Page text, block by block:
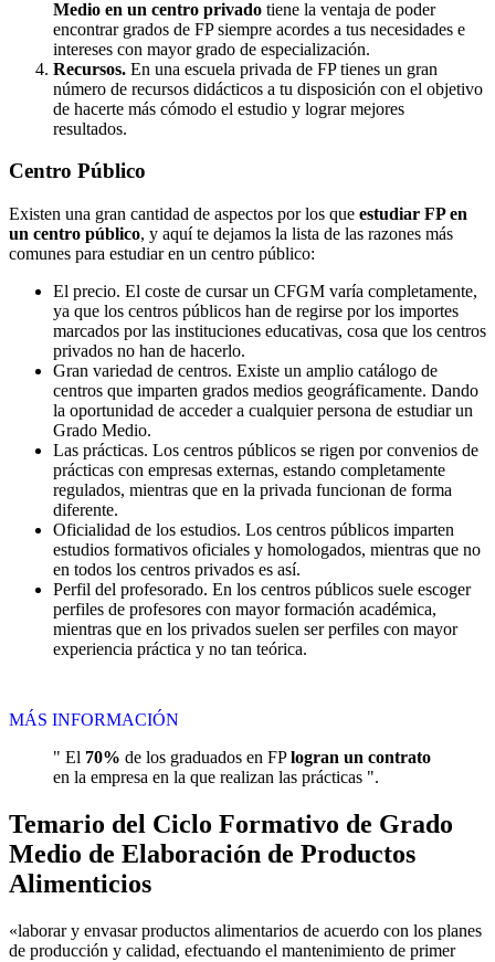
Medio en un centro privado tiene la ventaja de poder
encontrar grados de FP siempre acordes a tus necesidades e
intereses con mayor grado de especialización.
Recursos. En una escuela privada de FP tienes un gran
número de recursos didácticos a tu disposición con el objetivo
de hacerte más cómodo el estudio y lograr mejores
resultados.
Centro Público
Existen una gran cantidad de aspectos por los que estudiar FP en
un centro público, y aquí te dejamos la lista de las razones más
comunes para estudiar en un centro público:
El precio. El coste de cursar un CFGM varía completamente,
ya que los centros públicos han de regirse por los importes
marcados por las instituciones educativas, cosa que los centros
privados no han de hacerlo.
Gran variedad de centros. Existe un amplio catálogo de
centros que imparten grados medios geográficamente. Dando
la oportunidad de acceder a cualquier persona de estudiar un
Grado Medio.
Las prácticas. Los centros públicos se rigen por convenios de
prácticas con empresas externas, estando completamente
regulados, mientras que en la privada funcionan de forma
diferente.
Oficialidad de los estudios. Los centros públicos imparten
estudios formativos oficiales y homologados, mientras que no
en todos los centros privados es así.
Perfil del profesorado. En los centros públicos suele escoger
perfiles de profesores con mayor formación académica,
mientras que en los privados suelen ser perfiles con mayor
experiencia práctica y no tan teórica.
MÁS INFORMACIÓN
" El 70% de los graduados en FPlogran un contrato
en la empresa en la que realizan las prácticas ".
Temario del Ciclo Formativo de Grado
Medio de Elaboración de Productos
Alimenticios
«laborar y envasar productos alimentarios de acuerdo con los planes
de producción y calidad, efectuando el mantenimiento de primer